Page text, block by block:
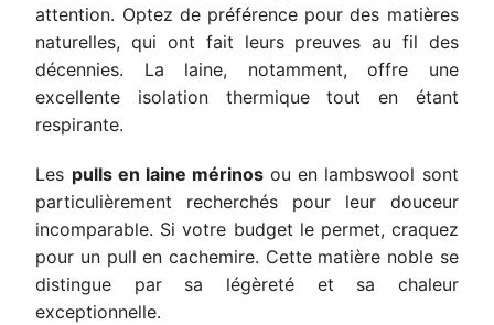
attention. Optez de préférence pour des matières
naturelles, qui ont fait leurs preuves au fil des
décennies. La laine, notamment, offre une
excellente isolation thermique tout en étant
respirante.
Les pulls en laine mérinos ou en lambswool sont
particulièrement recherchés pour leur douceur
incomparable. Si votre budget le permet, craquez
pour un pull en cachemire. Cette matière noble se
distingue par sa légèreté et sa chaleur
exceptionnelle.